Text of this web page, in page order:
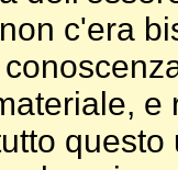
c'era
e